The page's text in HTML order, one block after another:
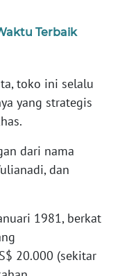
Terbaik
toko ini selalu
yang strategis
dari nama
dan
1981, berkat
20.000 (sekitar